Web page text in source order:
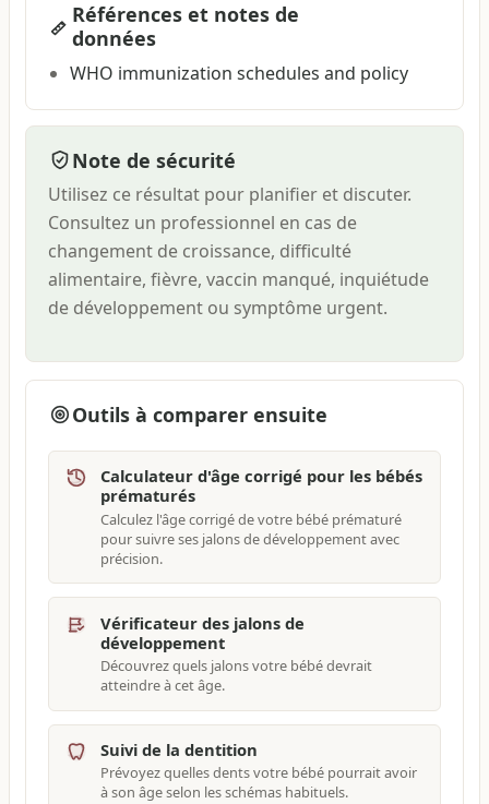
Références et notes de
données
WHO immunization schedules and policy
Note de sécurité
Utilisez ce résultat pour planifier et discuter.
Consultez un professionnel en cas de
changement de croissance, difficulté
alimentaire, fièvre, vaccin manqué, inquiétude
de développement ou symptôme urgent.
Outils à comparer ensuite
Calculateur d'âge corrigé pour les bébés
prématurés
Calculez l'âge corrigé de votre bébé prématuré
pour suivre ses jalons de développement avec
précision.
Vérificateur des jalons de
développement
Découvrez quels jalons votre bébé devrait
atteindre à cet âge.
Suivi de la dentition
Prévoyez quelles dents votre bébé pourrait avoir
à son âge selon les schémas habituels.